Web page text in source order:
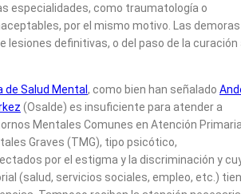
especialidades, como traumatología o
por el mismo motivo. Las demoras
lesiones definitivas, o del paso de la curación
de Salud Mental , como bien han señalado
(Osalde) es insuficiente para atender a
Mentales Comunes en Atención
Graves (TMG), tipo psicótico,
por el estigma y la discriminación y
(salud, servicios sociales, empleo, etc.)